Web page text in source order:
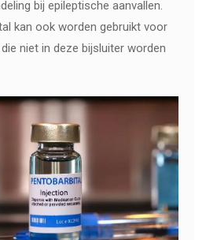
bij epileptische aanvallen.
kan ook worden gebruikt voor
niet in deze bijsluiter worden